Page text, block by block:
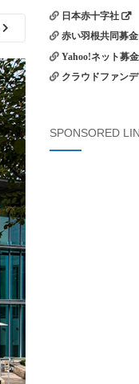
日本赤十字社
赤い羽根共同募金
Yahoo!ネット募金
クラウドファン
SPONSORED